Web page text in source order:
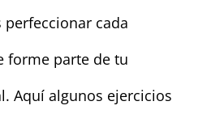
cada
forme parte de tu
Aquí algunos ejercicios